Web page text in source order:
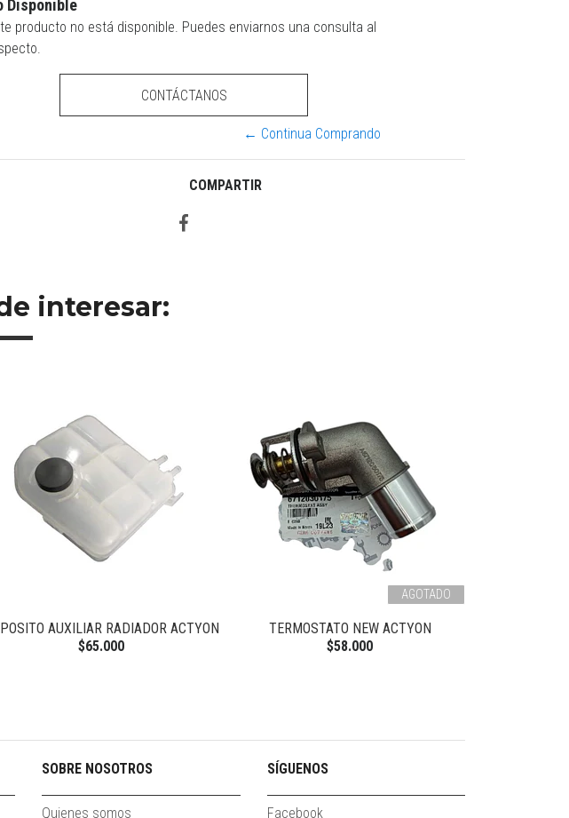
Disponible
producto no está disponible. Puedes enviarnos una consulta al
CONTÁCTANOS
← Continua Comprando
COMPARTIR
interesar:
AUXILIAR RADIADOR ACTYON
$65.000
AGOTADO
TERMOSTATO NEW ACTYON
$58.000
SOBRE NOSOTROS
Quienes somos
SÍGUENOS
Facebook